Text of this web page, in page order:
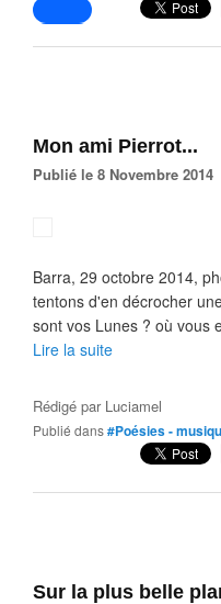
Mon ami Pierrot...
Publié le 8 Novembre 2014
Barra, 29 octobre 2014,
tentons d'en décrocher
sont vos Lunes ? où vous
Lire la suite
Rédigé par Luciamel
Publié dans#Poésies -
Sur la plus belle